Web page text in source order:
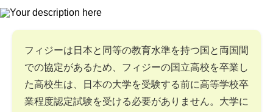
フィジーは日本と同等の教育水準を持つ国と両国間
での協定があるため、フィジーの国立高校を卒業し
た高校生は、日本の大学を受験する前に高等学校卒
業程度認定試験を受ける必要がありません。大学に